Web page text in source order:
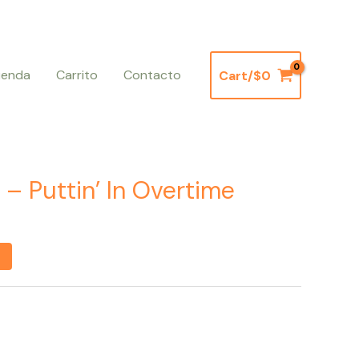
Carrito Contacto Cart/$0
Puttin’ In Overtime